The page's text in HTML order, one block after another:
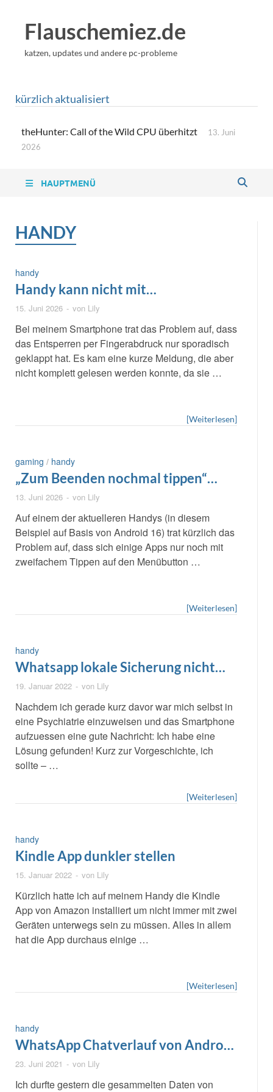
Flauschemiez.de
katzen, updates und andere pc-probleme
kürzlich aktualisiert
theHunter: Call of the Wild CPU überhitzt
13. Juni
2026
HAUPTMENÜ
HANDY
handy
Handy kann nicht mit
Fingerabdruck entsperrt werden bei
Sperrbildschirm
15. Juni 2026 - von Lily
Bei meinem Smartphone trat das Problem auf, dass
das Entsperren per Fingerabdruck nur sporadisch
geklappt hat. Es kam eine kurze Meldung, die aber
nicht komplett gelesen werden konnte, da sie …
[Weiterlesen]
gaming / handy
„Zum Beenden nochmal tippen“
Meldung beseitigen
13. Juni 2026 - von Lily
Auf einem der aktuelleren Handys (in diesem
Beispiel auf Basis von Android 16) trat kürzlich das
Problem auf, dass sich einige Apps nur noch mit
zweifachem Tippen auf den Menübutton …
[Weiterlesen]
handy
Whatsapp lokale Sicherung nicht
gefunden
19. Januar 2022 - von Lily
Nachdem ich gerade kurz davor war mich selbst in
eine Psychiatrie einzuweisen und das Smartphone
aufzuessen eine gute Nachricht: Ich habe eine
Lösung gefunden! Kurz zur Vorgeschichte, ich
sollte – …
[Weiterlesen]
handy
Kindle App dunkler stellen
15. Januar 2022 - von Lily
Kürzlich hatte ich auf meinem Handy die Kindle
App von Amazon installiert um nicht immer mit zwei
Geräten unterwegs sein zu müssen. Alles in allem
hat die App durchaus einige …
[Weiterlesen]
handy
WhatsApp Chatverlauf von Android
zu Huaweii p smart 2021 übertragen
23. Juni 2021 - von Lily
Ich durfte gestern die gesammelten Daten von